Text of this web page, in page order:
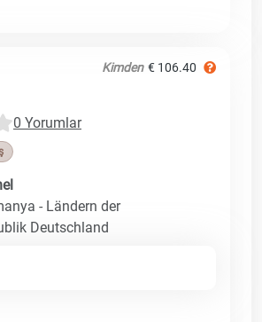
Kimden € 106.40
0 Yorumlar
- Ländern der
Deutschland